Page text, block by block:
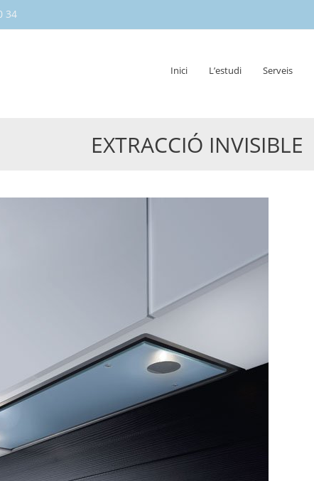
34
Inici L’estudi Serveis
EXTRACCIÓ INVISIBLE